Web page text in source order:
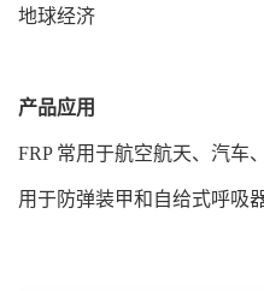
地球经济
产品应用
FRP 常用于航空航天、汽车
用于防弹装甲和自给式呼吸